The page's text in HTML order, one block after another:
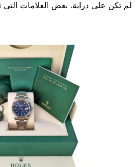
لم تكن على دراية. بعض العلامات